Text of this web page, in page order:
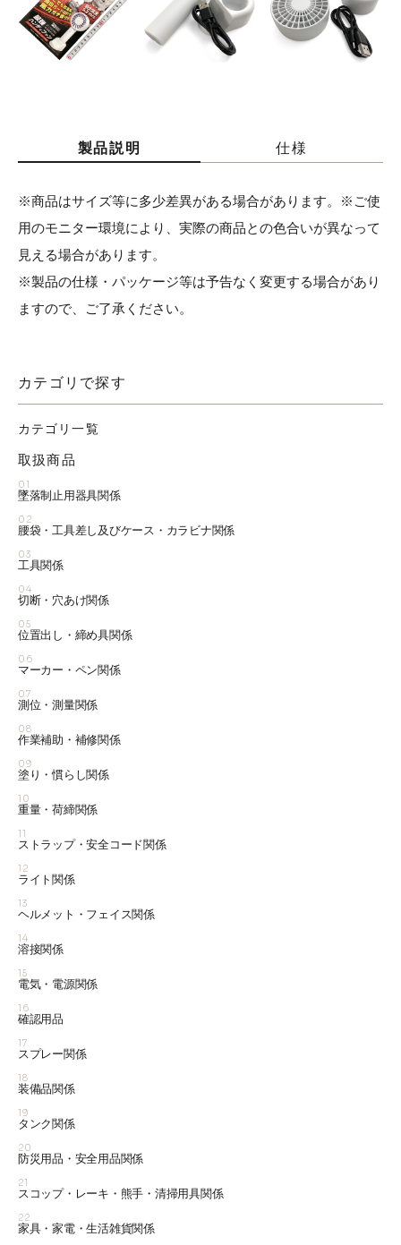
製品説明 仕様
※商品はサイズ等に多少差異がある場合があります。※ご使
用のモニター環境により、実際の商品との色合いが異なって
見える場合があります。
※製品の仕様・パッケージ等は予告なく変更する場合があり
ますので、ご了承ください。
カテゴリで探す
カテゴリ一覧
取扱商品
01
墜落制止用器具関係
02
腰袋・工具差し及びケース・カラビナ関係
03
工具関係
04
切断・穴あけ関係
05
位置出し・締め具関係
06
マーカー・ペン関係
07
測位・測量関係
08
作業補助・補修関係
09
塗り・慣らし関係
10
重量・荷締関係
11
ストラップ・安全コード関係
12
ライト関係
13
ヘルメット・フェイス関係
14
溶接関係
15
電気・電源関係
16
確認用品
17
スプレー関係
18
装備品関係
19
タンク関係
20
防災用品・安全用品関係
21
スコップ・レーキ・熊手・清掃用具関係
22
家具・家電・生活雑貨関係